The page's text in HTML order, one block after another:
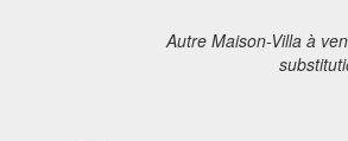
Autre Maison-Villa à